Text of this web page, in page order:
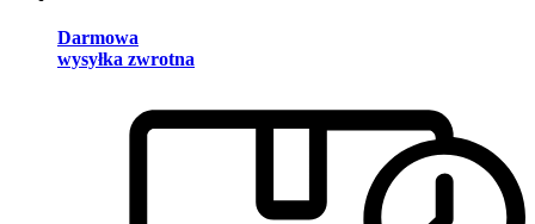
Darmowa
wysyłka zwrotna